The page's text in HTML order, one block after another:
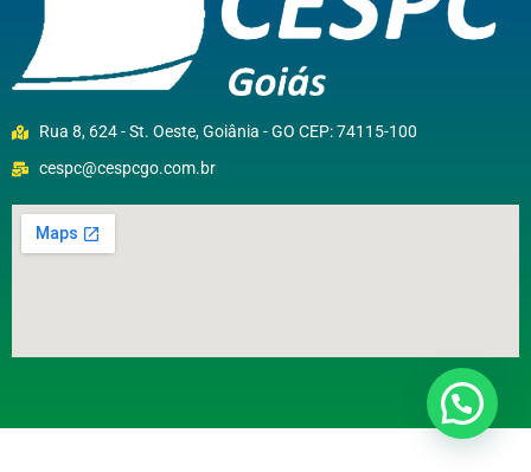
Rua 8, 624 - St. Oeste, Goiânia - GO CEP: 74115-100
cespc@cespcgo.com.br